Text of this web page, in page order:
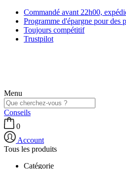
Commandé avant 22h00,
Programme d'épargne pour des
Toujours compétitif
Trustpilot
Menu
Conseils
0
Account
Tous les produits
Catégorie